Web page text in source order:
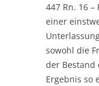
447 Rn. 16 –
einer
sowohl die
der Bestand
Ergebnis so